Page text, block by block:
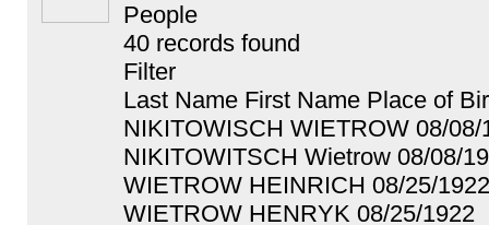
People
40 records found
Filter
Last Name First Name Place of
NIKITOWISCH WIETROW 08/08/
NIKITOWITSCH Wietrow 08/08/
WIETROW HEINRICH 08/25/1922
WIETROW HENRYK 08/25/1922